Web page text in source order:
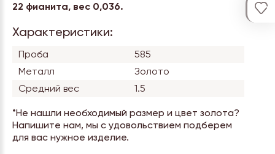
22 фианита, вес 0,036.
Характеристики:
Проба
585
Металл
Золото
Средний вес
1.5
*Не нашли необходимый размер и цвет золота?
Напишите нам, мы с удовольствием подберем
для вас нужное изделие.